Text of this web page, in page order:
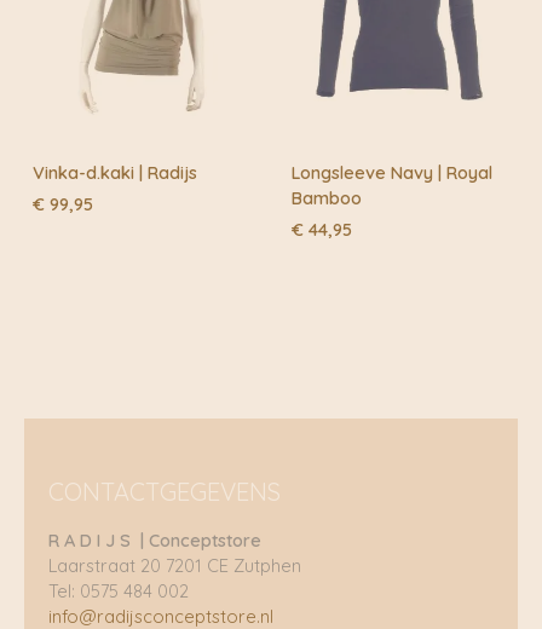
beste kwaliteit.
Vinka-d.kaki | Radijs
€ 99,95
Longsleeve Navy | Royal
Bamboo
€ 44,95
CONTACTGEGEVENS
R A D I J S | Conceptstore
Laarstraat 20 7201 CE Zutphen
Tel: 0575 484 002
info@radijsconceptstore.nl